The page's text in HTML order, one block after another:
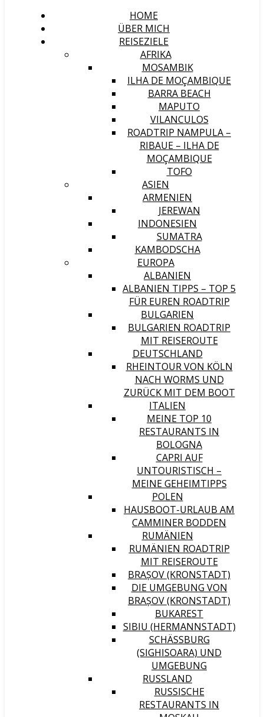
HOME
ÜBER MICH
REISEZIELE
AFRIKA
MOSAMBIK
ILHA DE MOÇAMBIQUE
BARRA BEACH
MAPUTO
VILANCULOS
ROADTRIP NAMPULA –
RIBAUE – ILHA DE
MOÇAMBIQUE
TOFO
ASIEN
ARMENIEN
JEREWAN
INDONESIEN
SUMATRA
KAMBODSCHA
EUROPA
ALBANIEN
ALBANIEN TIPPS – TOP 5
FÜR EUREN ROADTRIP
BULGARIEN
BULGARIEN ROADTRIP
MIT REISEROUTE
DEUTSCHLAND
RHEINTOUR VON KÖLN
NACH WORMS UND
ZURÜCK MIT DEM BOOT
ITALIEN
MEINE TOP 10
RESTAURANTS IN
BOLOGNA
CAPRI AUF
UNTOURISTISCH –
MEINE GEHEIMTIPPS
POLEN
HAUSBOOT-URLAUB AM
CAMMINER BODDEN
RUMÄNIEN
RUMÄNIEN ROADTRIP
MIT REISEROUTE
BRAȘOV (KRONSTADT)
DIE UMGEBUNG VON
BRAȘOV (KRONSTADT)
BUKAREST
SIBIU (HERMANNSTADT)
SCHÄSSBURG (
SIGHISOARA) UND U
MGEBUNG
RUSSLAND
RUSSISCHE
RESTAURANTS IN